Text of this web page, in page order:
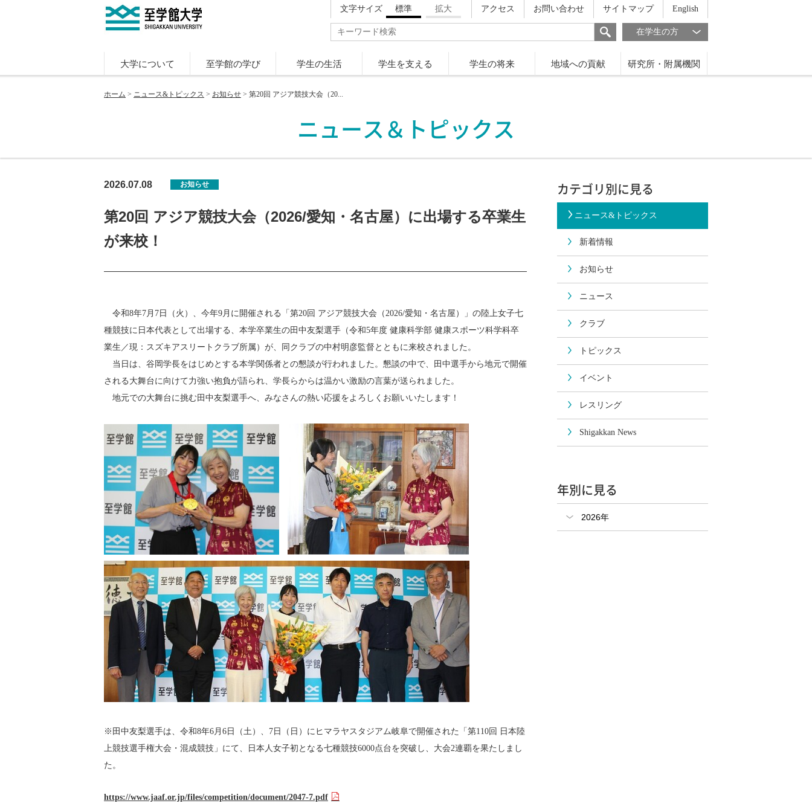
文字サイズ 標準 拡大 アクセス お問い合わせ サイトマップ English
在学生の方
大学について 至学館の学び 学生の生活 学生を支える 学生の将来 地域への貢献 研究所・附属機関
ホーム > ニュース&トピックス > お知らせ > 第20回 アジア競技大会（20...
ニュース＆トピックス
2026.07.08 お知らせ
第20回 アジア競技大会（2026/愛知・名古屋）に出場する卒業生
が来校！
令和8年7月7日（火）、今年9月に開催される「第20回 アジア競技大会（2026/愛知・名古屋）」の陸上女子七
種競技に日本代表として出場する、本学卒業生の田中友梨選手（令和5年度 健康科学部 健康スポーツ科学科卒
業生／現：スズキアスリートクラブ所属）が、同クラブの中村明彦監督とともに来校されました。
当日は、谷岡学長をはじめとする本学関係者との懇談が行われました。懇談の中で、田中選手から地元で開催
される大舞台に向けて力強い抱負が語られ、学長らからは温かい激励の言葉が送られました。
地元での大舞台に挑む田中友梨選手へ、みなさんの熱い応援をよろしくお願いいたします！
※田中友梨選手は、令和8年6月6日（土）、7日（日）にヒマラヤスタジアム岐阜で開催された「第110回 日本陸
上競技選手権大会・混成競技」にて、日本人女子初となる七種競技6000点台を突破し、大会2連覇を果たしまし
た。
https://www.jaaf.or.jp/files/competition/document/2047-7.pdf
カテゴリ別に見る
ニュース&トピックス
新着情報
お知らせ
ニュース
クラブ
トピックス
イベント
レスリング
Shigakkan News
年別に見る